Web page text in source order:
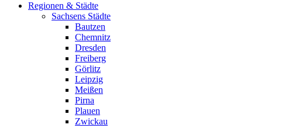
Regionen & Städte
Sachsens Städte
Bautzen
Chemnitz
Dresden
Freiberg
Görlitz
Leipzig
Meißen
Pirna
Plauen
Zwickau